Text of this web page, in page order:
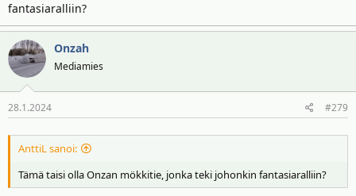
fantasiaralliin?
Onzah
Mediamies
28.1.2024 #279
AnttiL sanoi:
Tämä taisi olla Onzan mökkitie, jonka teki johonkin fantasiaralliin?